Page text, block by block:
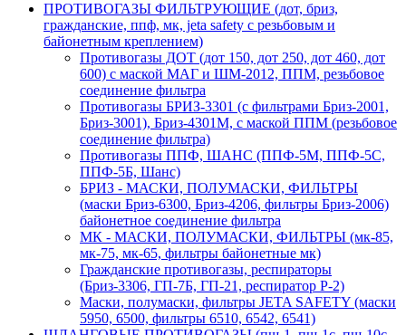
ПРОТИВОГАЗЫ ФИЛЬТРУЮЩИЕ (дот, бриз,
гражданские, ппф, мк, jeta safety с резьбовым и
байонетным креплением)
Противогазы ДОТ (дот 150, дот 250, дот 460, дот
600) с маской МАГ и ШМ-2012, ППМ, резьбовое
соединение фильтра
Противогазы БРИЗ-3301 (с фильтрами Бриз-2001,
Бриз-3001), Бриз-4301М, с маской ППМ (резьбовое
соединение фильтра)
Противогазы ППФ, ШАНС (ППФ-5М, ППФ-5С,
ППФ-5Б, Шанс)
БРИЗ - МАСКИ, ПОЛУМАСКИ, ФИЛЬТРЫ
(маски Бриз-6300, Бриз-4206, фильтры Бриз-2006)
байонетное соединение фильтра
МК - МАСКИ, ПОЛУМАСКИ, ФИЛЬТРЫ (мк-85,
мк-75, мк-65, фильтры байонетные мк)
Гражданские противогазы, респираторы
(Бриз-3306, ГП-7Б, ГП-21, респиратор Р-2)
Маски, полумаски, фильтры JETA SAFETY (маски
5950, 6500, фильтры 6510, 6542, 6541)